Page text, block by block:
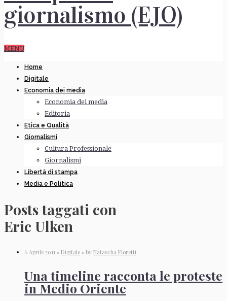
MENU
Home
Digitale
Economia dei media
Economia dei media
Editoria
Etica e Qualità
Giornalismi
Cultura Professionale
Giornalismi
Libertà di stampa
Media e Politica
Posts taggati con
Eric Ulken
6 Aprile 2011 • Digitale • by Natascha Fioretti
Una timeline racconta le proteste
in Medio Oriente